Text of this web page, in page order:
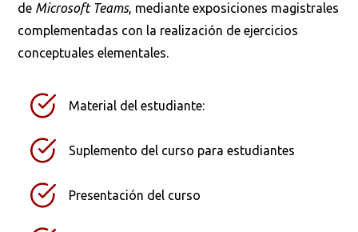
de Microsoft Teams, mediante exposiciones magistrales
complementadas con la realización de ejercicios
conceptuales elementales.
Material del estudiante:
Suplemento del curso para estudiantes
Presentación del curso